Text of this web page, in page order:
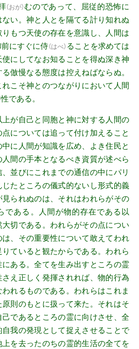
（おが）むのであって、屈従的恐怖に
い。神と人とを隔てる計り知れぬ
もつ天使の存在を意識し、人間は
にすぐに侍（はべ） ることを求めては
にしてなお知ることを得ぬ深き神
倣慢なる態度は控えねばならぬ。
こそ神とのつながりにおいて人間
である。
が自己と同胞と神に対する人間の
については追って付け加えること
に人間が知識を広め、よき住民と
間の手本となるべき資質が述べら
並びにこれまでの通信の中にパリ
たところの儀式的ないし形式的義
られぬのは、それはわれらがその
である。人間が物的存在である以
切である。われらがその点につい
、その重要性について敢えてわれ
ていると観たからである。われら
ある。全てを生み出すところの霊
え正しく発揮されれば、物的行為
れるものである。われらはこれま
則のもとに扱って来た。それはそ
であるところの霊に向けさせ、全
我の発現として捉えさせることで
を去ったのちの霊的生活の全てを